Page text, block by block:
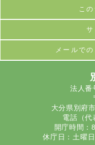
こ
メールで
法人
大分県別府
電話（代
開庁時間
休庁日：土曜